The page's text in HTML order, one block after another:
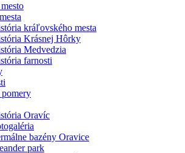
kráľovského mesta
Krásnej Hôrky
Medvedzia
farnosti
Oravíc
bazény Oravice
park